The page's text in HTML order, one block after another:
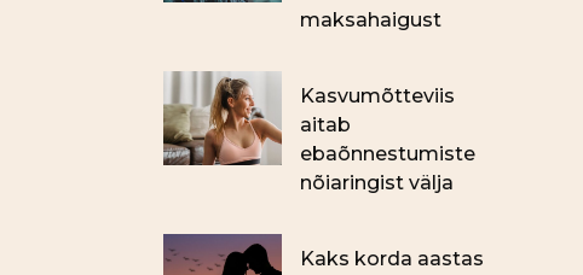
maksahaigust
Kasvumõtteviis
aitab
ebaõnnestumiste
nõiaringist välja
Kaks korda aastas